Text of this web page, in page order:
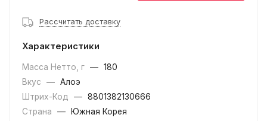
Рассчитать доставку
Характеристики
Масса Нетто, г — 180
Вкус
— Алоэ
Штрих-Код
— 8801382130666
Страна
—
Южная Корея